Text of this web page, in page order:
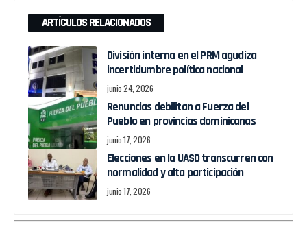
ARTÍCULOS RELACIONADOS
División interna en el PRM agudiza
incertidumbre política nacional
junio 24, 2026
Renuncias debilitan a Fuerza del
Pueblo en provincias dominicanas
junio 17, 2026
Elecciones en la UASD transcurren con
normalidad y alta participación
junio 17, 2026